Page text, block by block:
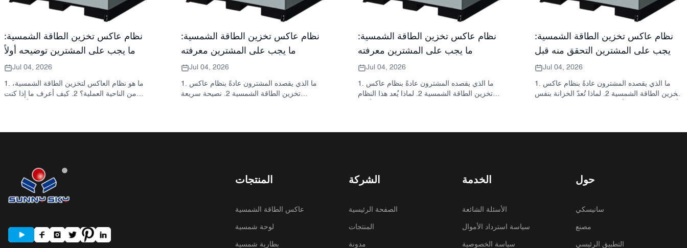
نظام عاكس تخزين الطاقة الشمسية:
ما يجب على المشترين توضيحه أولاً
Jul 04, 2026
1. ما هو نظام العاكس لتخزين الطاقة الشمسية،
من الناحية العملية؟ 2. كيف أعرف ما إذا كنت
نظام عاكس تخزين الطاقة الشمسية:
ما يجب على المشترين معرفته
Jul 04, 2026
1. ما الذي يقصده المشترون عادةً بنظام عاكس
تخزين الطاقة الشمسية 2. نصيحة سريعة
نظام عاكس تخزين الطاقة الشمسية:
ما يجب على المشترين معرفته
Jul 04, 2026
1. ما الذي يقصده المشترون عادةً بنظام عاكس
تخزين الطاقة الشمسية 2. لماذا يُعد هذا النظام
نظام عاكس تخزين الطاقة الشمسية:
ما يجب على المشترين التحقق منه قبل
الطلب
Jul 04, 2026
1. ما الذي يقصده المشترون عادةً بنظام عاكس
تخزين الطاقة الشمسية 2. لماذا تُعدّ الخزانة بنفس
المنتجات
عاكس الطاقة الشمسية
لوحة شمسية
بطارية شمسية
الشركة
الصفحة الرئيسية
المنتجات
مدونة
الخدمة
الأسئلة الشائعة
سياسة استرداد الأموال
سياسة الخصوصية
حول
سانيسكي
مصنع
التطبيق الرئيسي